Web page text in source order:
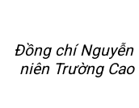
Đồng chí
niên Trường